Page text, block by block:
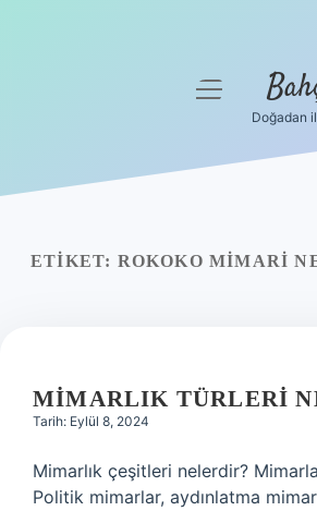
Yasal Uyarı
menüyü
Doğadan
ETIKET: ROKOKO MIMARI
MIMARLIK TÜRLERI
Tarih: Eylül 8, 2024
Mimarlık çeşitleri nelerdir?
Politik mimarlar, aydınlatma